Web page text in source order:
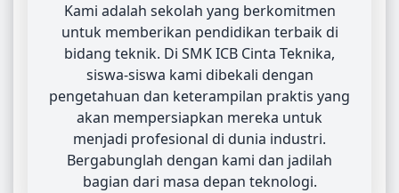
Kami adalah sekolah yang berkomitmen
untuk memberikan pendidikan terbaik di
bidang teknik. Di SMK ICB Cinta Teknika,
siswa-siswa kami dibekali dengan
pengetahuan dan keterampilan praktis yang
akan mempersiapkan mereka untuk
menjadi profesional di dunia industri.
Bergabunglah dengan kami dan jadilah
bagian dari masa depan teknologi.